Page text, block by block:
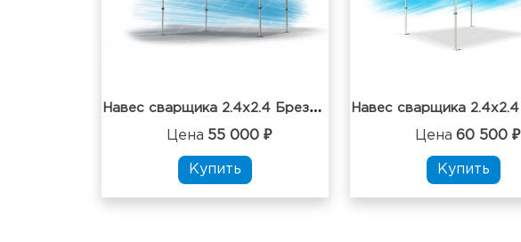
Н
авес сварщика 2.4х2.4 Брезент Огнестойкий
Цена 55 000 ₽
Купить
Цена 60 500 ₽
Купить